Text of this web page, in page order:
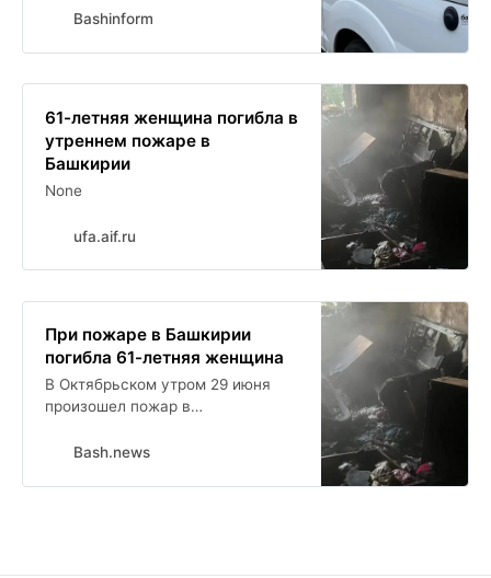
Bashinform
61-летняя женщина погибла в
утреннем пожаре в
Башкирии
None
ufa.aif.ru
При пожаре в Башкирии
погибла 61-летняя женщина
В Октябрьском утром 29 июня
произошел пожар в
многоквартирного жилого дома
Bash.news